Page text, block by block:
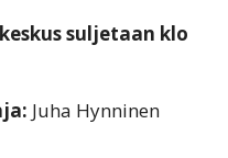
suljetaan klo
Juha Hynninen